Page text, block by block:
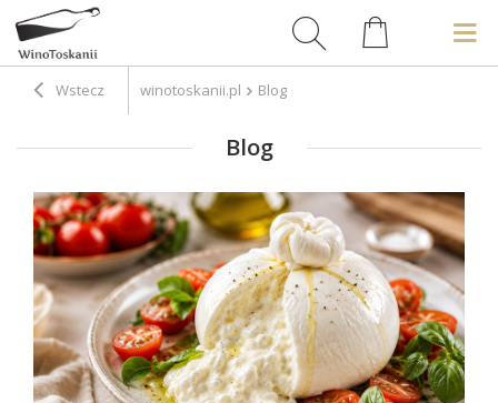
Wstecz winotoskanii.pl Blog
Blog